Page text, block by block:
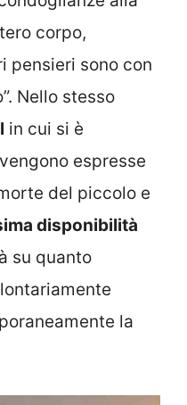
corpo,
pensieri sono con
Nello stesso
in cui si è
espresse
del piccolo e
disponibilità
su quanto
la